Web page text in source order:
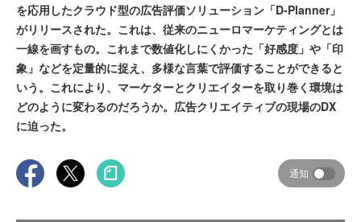
を応用したクラウド型の広告評価ソリューション「D-Planner」
がリリースされた。これは、従来のニューロマーケティングとは
一線を画すもの。これまで数値化しにくかった「好感度」や「印
象」などを定量的に捉え、多様な言葉で評価することができると
いう。これにより、マーケターとクリエイターを取り巻く環境は
どのように変わるのだろうか。広告クリエイティブの現場のDX
に迫った。
通知